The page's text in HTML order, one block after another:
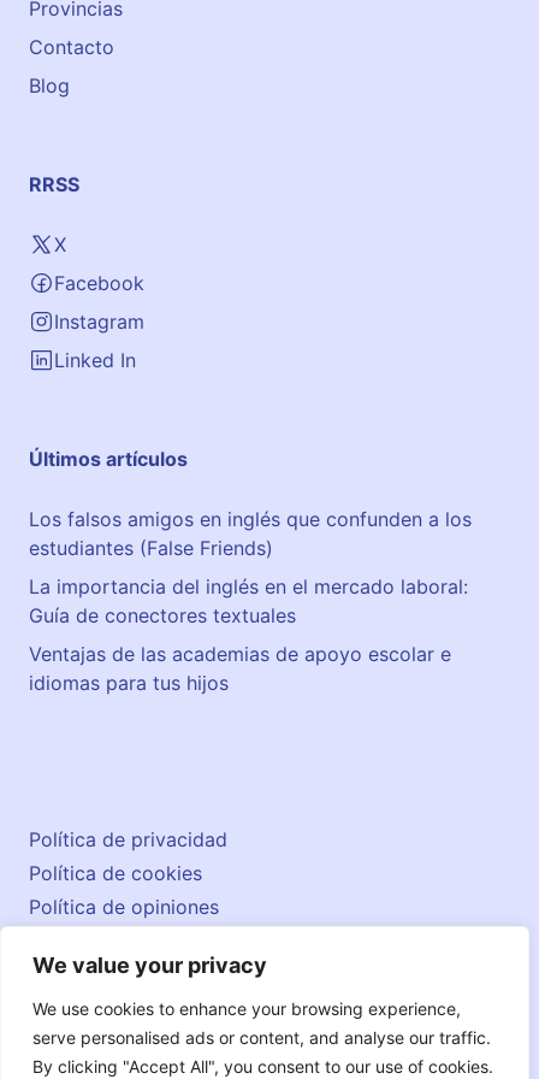
We value your privacy
We use cookies to enhance your browsing experience,
serve personalised ads or content, and analyse our traffic.
By clicking "Accept All", you consent to our use of cookies.
o
Provincias
Contacto
Blog
RRSS
X
Facebook
Instagram
Linked In
Últimos artículos
Los falsos amigos en inglés que confunden a los
estudiantes (False Friends)
La importancia del inglés en el mercado laboral:
Guía de conectores textuales
Ventajas de las academias de apoyo escolar e
idiomas para tus hijos
© 2026 englishatlas.es
Política de privacidad
Política de cookies
Política de opiniones
Contacto